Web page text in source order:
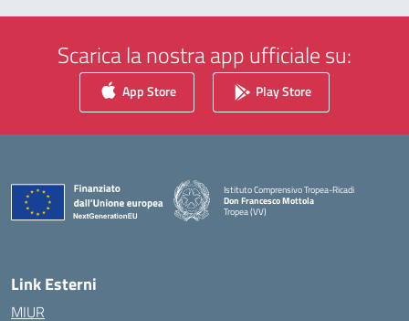
Scarica la nostra app ufficiale su:
App Store Play Store
Istituto Comprensivo Tropea-Ricadi
Don Francesco Mottola
Tropea (VV)
— Visita la pagina iniziale della scuola
Link Esterni
MIUR